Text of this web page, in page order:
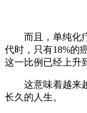
而且，单纯化疗
代时，只有18%的
这一比例已经上升
这意味着越来越
长久的人生。